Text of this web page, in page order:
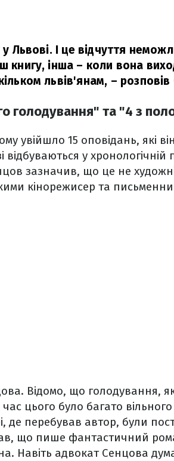
Львові. І це відчуття
інша – коли вона
львів'янам, –
голодування" та "4 з
увійшло 15 оповідань, які
у хронологічній
зазначив, що це не
кінорежисер та
Відомо, що голодування,
цього було багато
де перебував автор, були
що пише фантастичний
Навіть адвокат Сенцова